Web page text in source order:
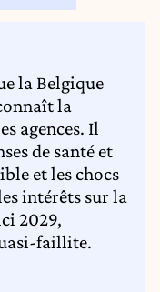
la Belgique
la
agences. Il
de santé et
et les chocs
intérêts sur la
2029,
faillite.